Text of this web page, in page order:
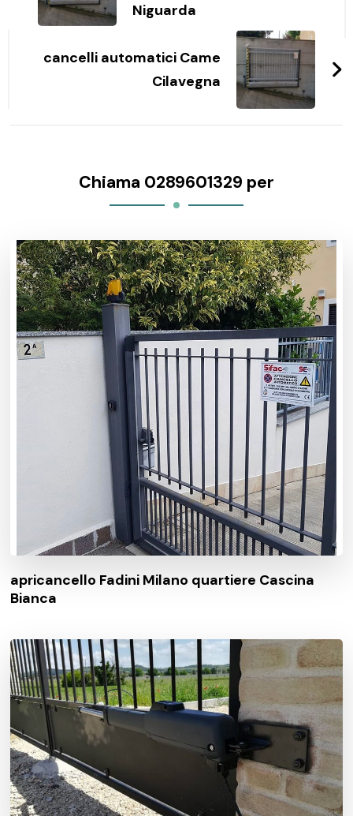
Niguarda
cancelli automatici Came
Cilavegna
Chiama 0289601329 per
apricancello Fadini Milano quartiere Cascina
Bianca